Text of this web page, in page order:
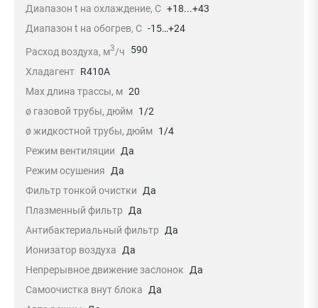
Диапазон t на охлаждение, С +18...+43
Диапазон t на обогрев, С -15…+24
Расход воздуха, м3/ч
590
Хладагент R410A
Max длина трассы, м 20
ø газовой трубы, дюйм 1/2
ø жидкостной трубы, дюйм 1/4
Режим вентиляции
Да
Режим осушения
Да
Фильтр тонкой очистки
Да
Плазменный фильтр
Да
Антибактериальный фильтр
Да
Ионизатор воздуха
Да
Непрерывное движение заслонок
Да
Самоочистка внут блока
Да